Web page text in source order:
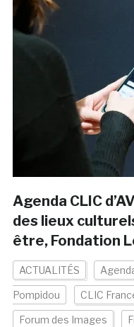
Agenda CLIC
des lieux
être, Fondation
ACTUALITÉS
Pompidou CLIC
Forum des Images